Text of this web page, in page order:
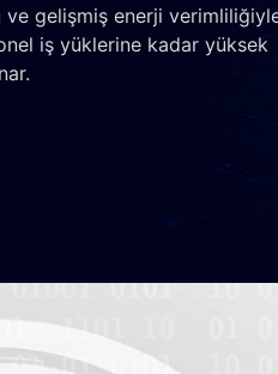
gelişmiş enerji
iş yüklerine kadar yüksek